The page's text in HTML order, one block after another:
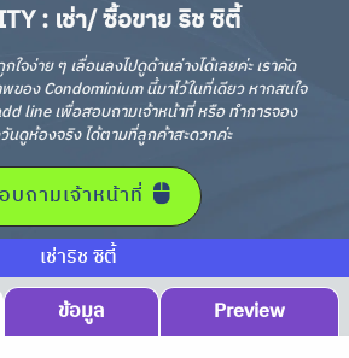
: เช่า/ ซื้อขาย ริช ซิตี้
จง่าย ๆ เลื่อนลงไปดูด้านล่างได้เลยค่ะ เราคัด
อง Condominium นี้มาไว้ในที่เดียว หากสนใจ
line เพื่อสอบถามเจ้าหน้าที่ หรือ ทำการจอง
นดูห้องจริง ได้ตามที่ลูกค้าสะดวกค่ะ
บถามเจ้าหน้าที่
เช่าริช ซิตี้
ข้อมูล Preview